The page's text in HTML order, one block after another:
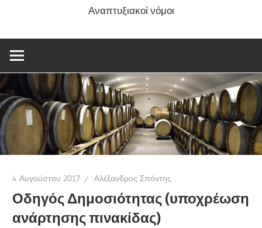
Αναπτυξιακοί νόμοι
4 Αυγούστου 2017 Αλέξανδρος Σπόντης
Οδηγός Δημοσιότητας (υποχρέωση
ανάρτησης πινακίδας)